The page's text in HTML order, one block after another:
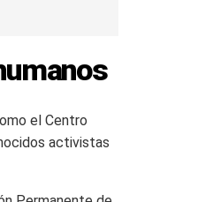
el Centro
activistas